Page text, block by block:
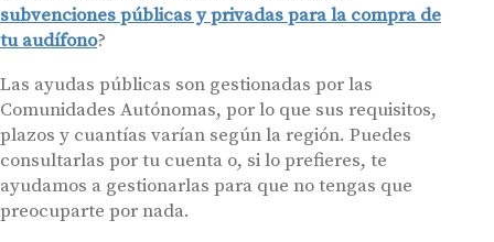
subvenciones públicas y privadas para la compra de
tu audífono?
Las ayudas públicas son gestionadas por las
Comunidades Autónomas, por lo que sus requisitos,
plazos y cuantías varían según la región. Puedes
consultarlas por tu cuenta o, si lo prefieres, te
ayudamos a gestionarlas para que no tengas que
preocuparte por nada.